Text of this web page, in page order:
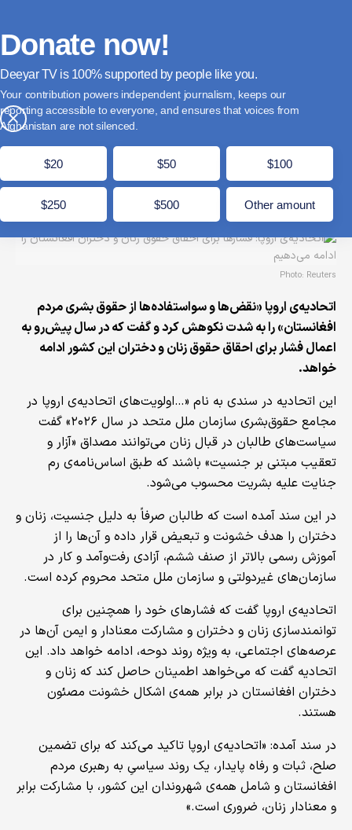
×
Donate now!
Deeyar TV is supported by people like you.
Your contribution powers independent journalism, keeps our
reporting accessible to everyone, and ensures that voices from
Afghanistan are not silenced.
$20 $50 $100
$250 $500 Other amount
اتحادیه‌ی اروپا: فشارها برای احقاق حقوق زنان و
دختران افغانستان را ادامه می‌دهیم
مدت زمان مطالعه: 1 دقیقه
Photo: Reuters
اتحادیه‌ی اروپا «نقض‌ها و سواستفاده‌ها از حقوق بشری مردم
افغانستان» را به شدت نکوهش کرد و گفت که در سال پیش‌رو به
اعمال فشار برای احقاق حقوق زنان و دختران این کشور ادامه
خواهد.
این اتحادیه در سندی به نام «…اولویت‌های اتحادیه‌ی اروپا در
مجامع حقوق‌بشری سازمان ملل متحد در سال ۲۰۲۶» گفت
سیاست‌های طالبان در قبال زنان می‌توانند مصداق «آزار و
تعقیب مبتنی بر جنسیت» باشند که طبق اساس‌نامه‌ی رم
جنایت علیه بشریت محسوب می‌شود.
در این سند آمده است که طالبان صرفاً به‌ دلیل جنسیت، زنان و
دختران را هدف خشونت و تبعیض قرار داده و آن‌ها را از
آموزش رسمی بالاتر از صنف ششم، آزادی رفت‌وآمد و کار در
سازمان‌های غیردولتی و سازمان ملل متحد محروم کرده است.
اتحادیه‌ی اروپا گفت که فشارهای خود را همچنین برای
توانمندسازی زنان و دختران و مشارکت معنادار و ایمن‌ آن‌ها در
عرصه‌های اجتماعی، به ویژه روند دوحه، ادامه خواهد داد. این
اتحادیه گفت که می‌خواهد اطمینان حاصل کند که زنان و
دختران افغانستان در برابر همه‌ی اشکال خشونت مصئون
هستند.
در سند آمده: «اتحادیه‌ی اروپا تاکید می‌کند که برای تضمین
صلح، ثبات و رفاه پایدار، یک روند سیاسیِ به رهبری مردم
افغانستان و شامل همه‌ی شهروندان این کشور، با مشارکت برابر
و معنادار زنان، ضروری است.»